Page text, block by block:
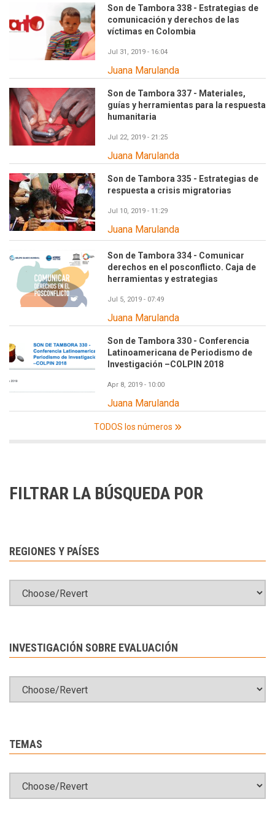
Son de Tambora 338 - Estrategias de
comunicación y derechos de las
víctimas en Colombia
Jul 31, 2019 - 16:04
Juana Marulanda
Son de Tambora 337 - Materiales,
guías y herramientas para la respuesta
humanitaria
Jul 22, 2019 - 21:25
Juana Marulanda
Son de Tambora 335 - Estrategias de
respuesta a crisis migratorias
Jul 10, 2019 - 11:29
Juana Marulanda
Son de Tambora 334 - Comunicar
derechos en el posconflicto. Caja de
herramientas y estrategias
Jul 5, 2019 - 07:49
Juana Marulanda
Son de Tambora 330 - Conferencia
Latinoamericana de Periodismo de
Investigación –COLPIN 2018
Apr 8, 2019 - 10:00
Juana Marulanda
TODOS los números
FILTRAR LA BÚSQUEDA POR
REGIONES Y PAÍSES
INVESTIGACIÓN SOBRE EVALUACIÓN
TEMAS